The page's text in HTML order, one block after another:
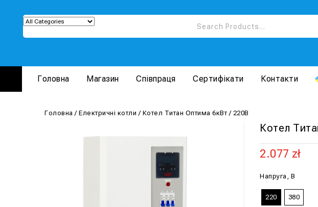
Головна Магазин Співпраця Сертифікати Контакти
Головна / Електричні котли / Котел Титан Оптима 6кВт / 220В
Котел
2.077 zł
Напруга, В
220 380